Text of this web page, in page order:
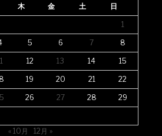
木 金 土 日
1
5 6 7 8
12 13 14 15
19 20 21 22
26 27 28 29
« 10月
12月 »